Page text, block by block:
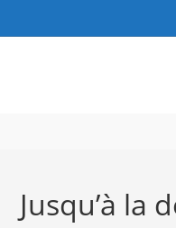
to
Jusqu’à la